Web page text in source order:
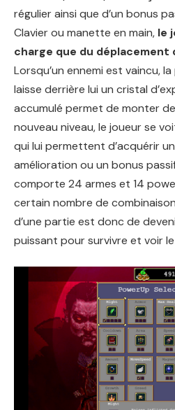
régulier ainsi que d’un bonus
Clavier ou manette en main, le
charge que du déplacement
Lorsqu’un ennemi est vaincu,
laisse derrière lui un cristal
accumulé permet de monter
nouveau niveau, le joueur se
qui lui permettent d’acquérir
amélioration ou un bonus
comporte 24 armes et 14
certain nombre de
d’une partie est donc de
puissant pour survivre et voir